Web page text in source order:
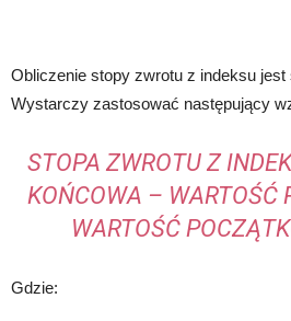
Obliczenie stopy zwrotu z indeksu jest
Wystarczy zastosować następujący
STOPA ZWROTU Z
KOŃCOWA – WARTOŚĆ
WARTOŚĆ
Gdzie: